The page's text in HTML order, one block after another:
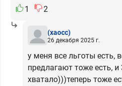
1
2
(хаосс)
26 декабря 2025 г.
у меня все льготы есть,
предлагают тоже есть, и
хватало)))теперь тоже